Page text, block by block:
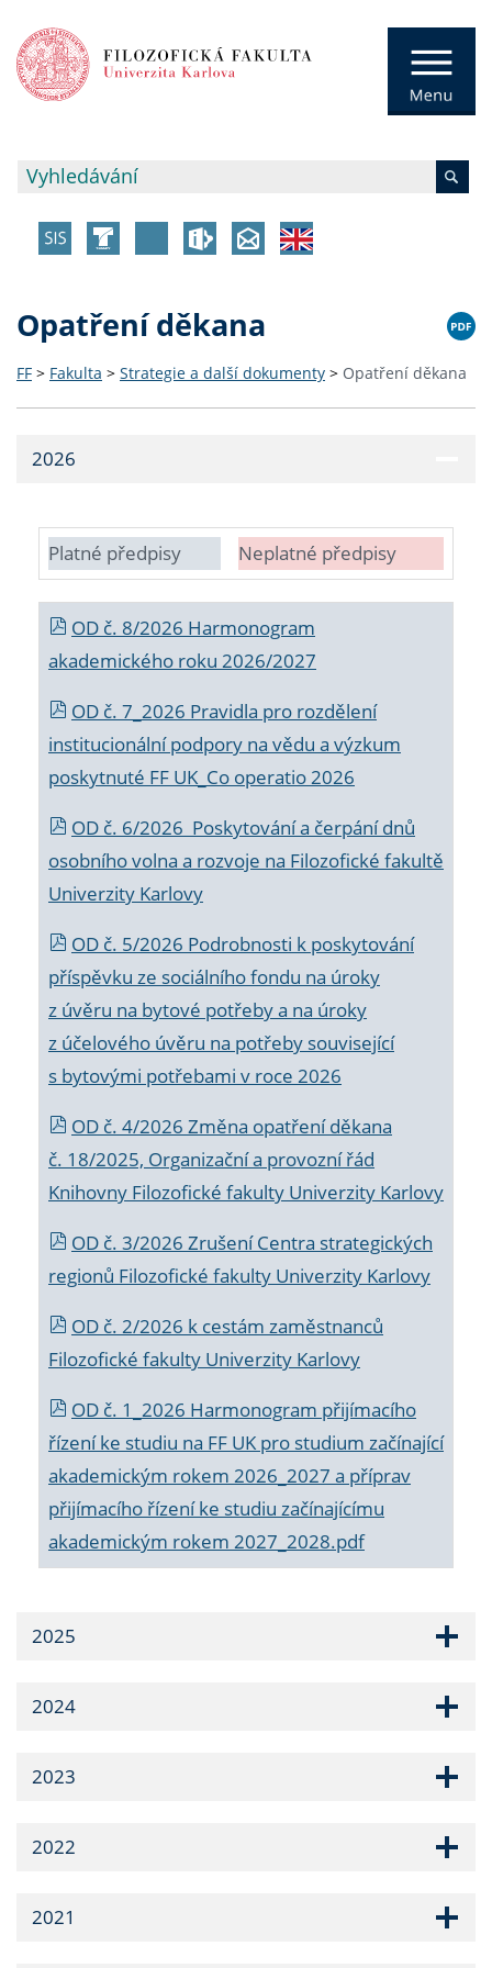
Opatření děkana
FF > Fakulta > Strategie a další dokumenty > Opatření děkana
2026
Platné předpisy Neplatné předpisy
OD č. 8/2026 Harmonogram
akademického roku 2026/2027
OD č. 7_2026 Pravidla pro rozdělení
institucionální podpory na vědu a výzkum
poskytnuté FF UK_Co operatio 2026
OD č. 6/2026 Poskytování a čerpání dnů
osobního volna a rozvoje na Filozofické fakultě
Univerzity Karlovy
OD č. 5/2026 Podrobnosti k poskytování
příspěvku ze sociálního fondu na úroky
z úvěru na bytové potřeby a na úroky
z účelového úvěru na potřeby související
s bytovými potřebami v roce 2026
OD č. 4/2026 Změna opatření děkana
č. 18/2025, Organizační a provozní řád
Knihovny Filozofické fakulty Univerzity Karlovy
OD č. 3/2026 Zrušení Centra strategických
regionů Filozofické fakulty Univerzity Karlovy
OD č. 2/2026 k cestám zaměstnanců
Filozofické fakulty Univerzity Karlovy
OD č. 1_2026 Harmonogram přijímacího
řízení ke studiu na FF UK pro studium začínající
akademickým rokem 2026_2027 a příprav
přijímacího řízení ke studiu začínajícímu
akademickým rokem 2027_2028.pdf
2025
2024
2023
2022
2021